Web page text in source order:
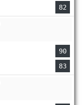
82
90
83